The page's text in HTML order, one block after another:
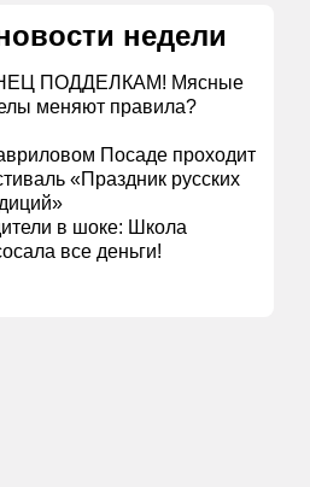
недели
ПОДДЕЛКАМ! Мясные
меняют правила?
Посаде проходит
«Праздник русских
в шоке: Школа
все деньги!